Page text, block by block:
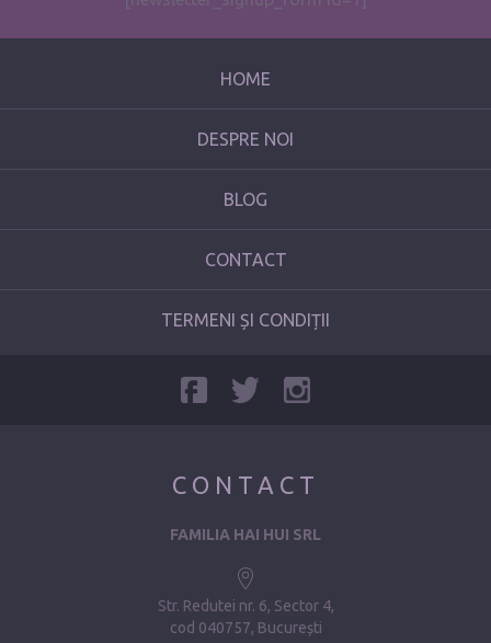
HOME
DESPRE NOI
BLOG
CONTACT
TERMENI ȘI CONDIȚII
CONTACT
FAMILIA HAI HUI SRL
Str. Redutei nr. 6, Sector 4
cod 040757, București